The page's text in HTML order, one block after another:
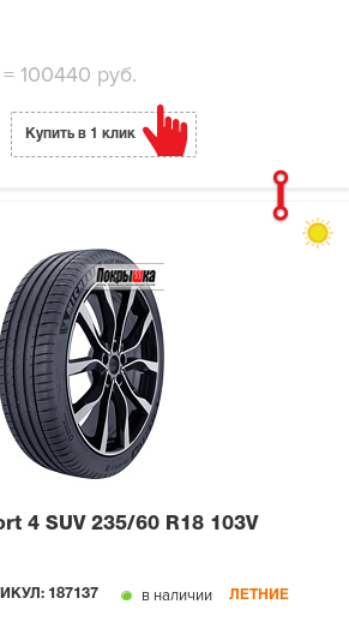
= 100440 руб.
Купить в 1 клик
4 SUV 235/60 R18 103V
187137 в наличии ЛЕТНИЕ